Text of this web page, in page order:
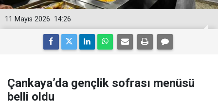
14:26
11 Mayıs 2026
Çankaya’da gençlik sofrası menüsü
belli oldu